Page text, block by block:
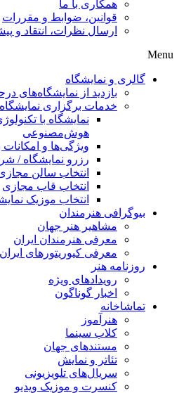
همکاری با ما
قوانین، ضوابط و مقررات
ارسال نظرات، انتقاد و پیشنهاد
و نمایشگاه
بازدید از نمایشگاه‌های درحال
خدمات برگزاری نمایشگاه
نمایشگاه با تکنولوژی
هوش‌مصنوعی
ویژگی‌ها و امکانات برگزاری
رزرو نمایشگاه / شرایط و
انتخاب سالن مجازی
انتخاب قاب مجازی
انتخاب موزیک نمایشگاه
هنرمندان
مشاهیر هنر جهان
معرفی هنرمندان ایران
معرفی کیوریتورهای ایران
هنر
رویدادهای ویژه
اخبار گوناگون
هنرآموز
کلاب سینما
مستندهای جهان
تئاتر و نمایش
سریال‌های تلویزیونی
کنسرت و موزیک ویدیو